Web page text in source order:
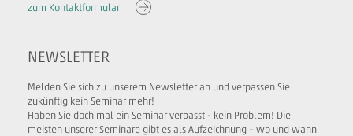
zum Kontaktformular
NEWSLETTER
Melden Sie sich zu unserem Newsletter an und verpassen Sie
zukünftig kein Seminar mehr!
Haben Sie doch mal ein Seminar verpasst - kein Problem! Die
meisten unserer Seminare gibt es als Aufzeichnung – wo und wann